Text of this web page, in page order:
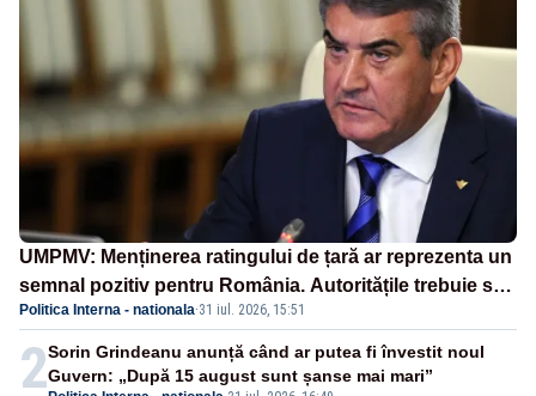
UMPMV: Menținerea ratingului de țară ar reprezenta un
semnal pozitiv pentru România. Autoritățile trebuie să
continue consolidarea stabilității economice și
financiare
Politica Interna - nationala·31 iul. 2026, 15:51
2Sorin Grindeanu anunță când ar putea fi învestit noul
Guvern: „După 15 august sunt șanse mai mari”